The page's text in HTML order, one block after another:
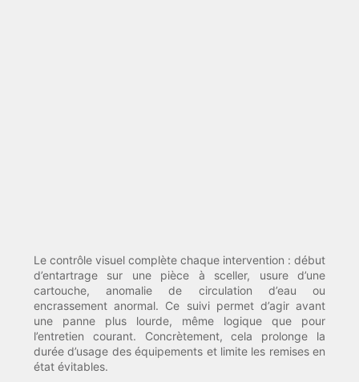
Le contrôle visuel complète chaque intervention : début
d’entartrage sur une pièce à sceller, usure d’une
cartouche, anomalie de circulation d’eau ou
encrassement anormal. Ce suivi permet d’agir avant
une panne plus lourde, même logique que pour
l’entretien courant. Concrètement, cela prolonge la
durée d’usage des équipements et limite les remises en
état évitables.